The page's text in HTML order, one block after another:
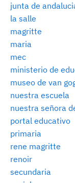
junta de
la salle
magritte
maria
mec
ministerio de
museo de van
nuestra escuela
nuestra señora
portal educativo
primaria
rene magritte
renoir
secundaria